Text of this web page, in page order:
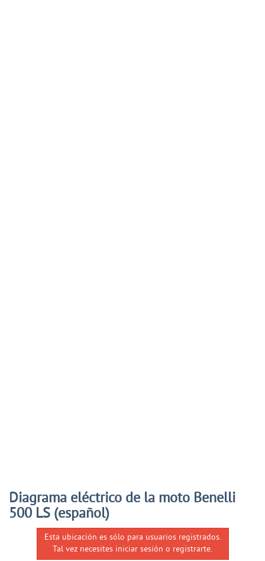
Diagrama eléctrico de la moto Benelli
500 LS (español)
Esta ubicación es sólo para usuarios registrados.
Tal vez necesites iniciar sesión o registrarte.